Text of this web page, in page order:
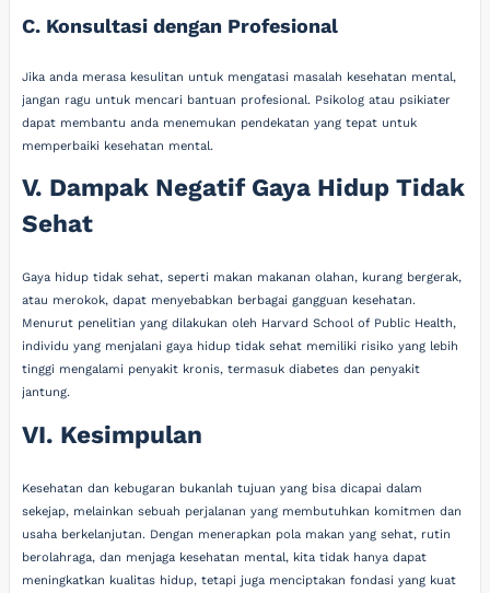
C. Konsultasi dengan Profesional
Jika anda merasa kesulitan untuk mengatasi masalah kesehatan mental,
jangan ragu untuk mencari bantuan profesional. Psikolog atau psikiater
dapat membantu anda menemukan pendekatan yang tepat untuk
memperbaiki kesehatan mental.
V. Dampak Negatif Gaya Hidup Tidak
Sehat
Gaya hidup tidak sehat, seperti makan makanan olahan, kurang bergerak,
atau merokok, dapat menyebabkan berbagai gangguan kesehatan.
Menurut penelitian yang dilakukan oleh Harvard School of Public Health,
individu yang menjalani gaya hidup tidak sehat memiliki risiko yang lebih
tinggi mengalami penyakit kronis, termasuk diabetes dan penyakit
jantung.
VI. Kesimpulan
Kesehatan dan kebugaran bukanlah tujuan yang bisa dicapai dalam
sekejap, melainkan sebuah perjalanan yang membutuhkan komitmen dan
usaha berkelanjutan. Dengan menerapkan pola makan yang sehat, rutin
berolahraga, dan menjaga kesehatan mental, kita tidak hanya dapat
meningkatkan kualitas hidup, tetapi juga menciptakan fondasi yang kuat